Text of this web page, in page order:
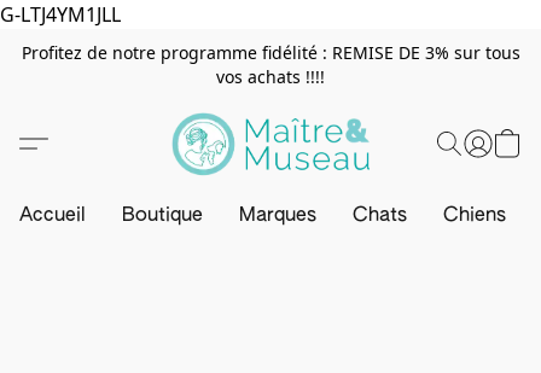
G-LTJ4YM1JLL
Profitez de notre programme fidélité : REMISE DE 3% sur tous
vos achats !!!!
Accueil Boutique Marques Chats Chiens